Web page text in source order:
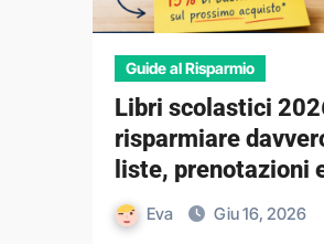
Guide al Risparmio
Libri scolastici
risparmiare
liste, prenotazioni
Eva Giu 16, 2026